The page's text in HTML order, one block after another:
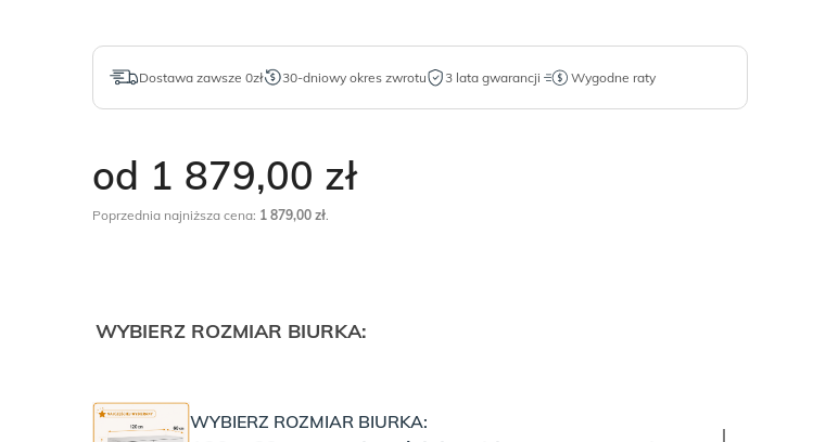
Dostawa zawsze 0zł 30-dniowy okres zwrotu 3 lata gwarancji Wygodne raty
od 1 879,00 zł
Poprzednia najniższa cena: 1 879,00 zł.
WYBIERZ ROZMIAR BIURKA:
WYBIERZ ROZMIAR BIURKA: